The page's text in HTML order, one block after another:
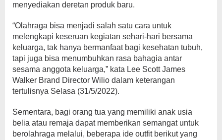
menyediakan deretan produk baru.
“Olahraga bisa menjadi salah satu cara untuk
melengkapi keseruan kegiatan sehari-hari bersama
keluarga, tak hanya bermanfaat bagi kesehatan tubuh,
tapi juga bisa menumbuhkan rasa bahagia antar
sesama anggota keluarga,” kata Lee Scott James
Walker Brand Director Wilio dalam keterangan
tertulisnya Selasa (31/5/2022).
Sementara, bagi orang tua yang memiliki anak usia
belia atau remaja dapat memberikan semangat untuk
berolahraga melalui, beberapa ide outfit berikut yang